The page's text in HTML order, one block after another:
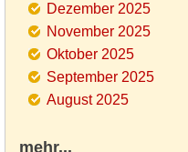
Dezember 2025
November 2025
Oktober 2025
September 2025
August 2025
mehr...